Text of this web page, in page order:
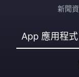
新聞
App 應用程式